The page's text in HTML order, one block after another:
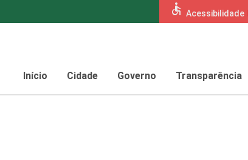
accessible Acessibilidade
Início Cidade Governo Transparência